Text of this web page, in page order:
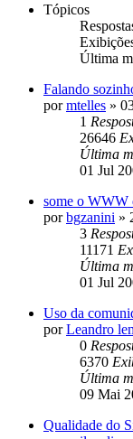
Tópicos
Última
Falando
pormtelles »
1
26646
Última
01 Jul
some o WWW
porbgzanini »
3
11171
Última
01 Jul
Uso da
porLeandro
0
6370
Última
09 Mai
Qualidade do